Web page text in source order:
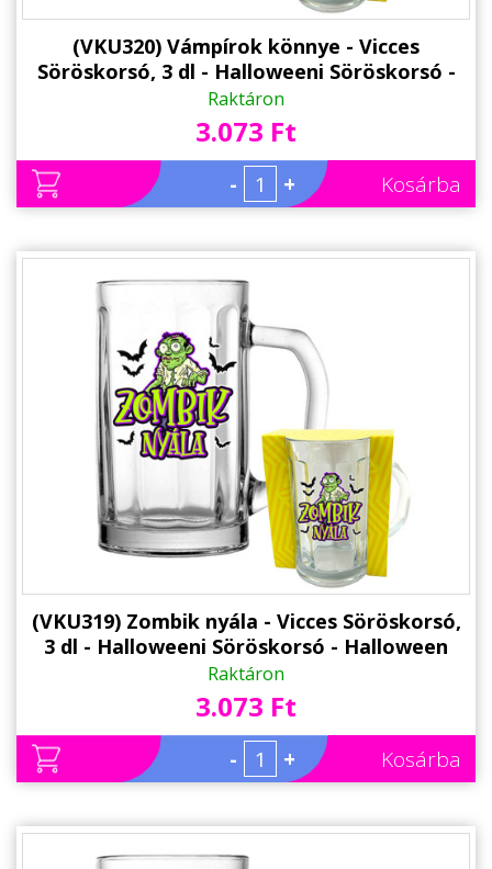
(VKU320) Vámpírok könnye - Vicces
Söröskorsó, 3 dl - Halloweeni Söröskorsó -
Halloween Kellék
Raktáron
3.073 Ft
- + Kosárba
(VKU319) Zombik nyála - Vicces Söröskorsó,
3 dl - Halloweeni Söröskorsó - Halloween
Kellék
Raktáron
3.073 Ft
- + Kosárba